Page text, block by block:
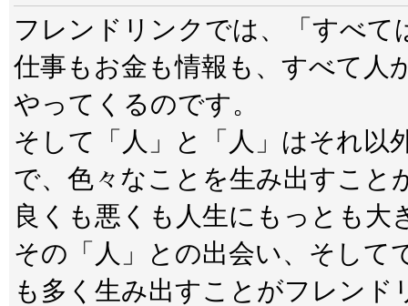
フレンドリンクでは、「すべ
仕事もお金も情報も、すべて人
やってくるのです。
そして「人」と「人」はそれ以
で、色々なことを生み出すこと
良くも悪くも人生にもっとも大
その「人」との出会い、そして
も多く生み出すことがフレン